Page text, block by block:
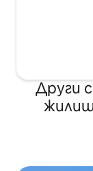
Други